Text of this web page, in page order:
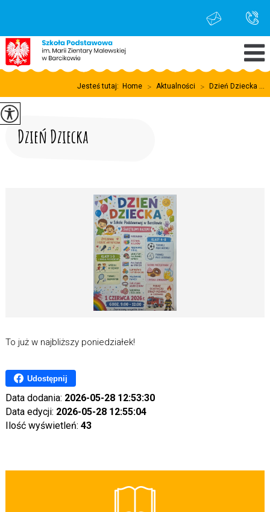
Jesteś tutaj: Home > Aktualności > Dzień Dziecka ...
Dzień Dziecka
To już w najbliższy poniedziałek!
Udostępnij
Data dodania: 2026-05-28 12:53:30
Data edycji: 2026-05-28 12:55:04
Ilość wyświetleń: 43